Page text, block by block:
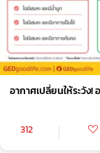
อากาศเปลี่ยนให้ระวัง!
312